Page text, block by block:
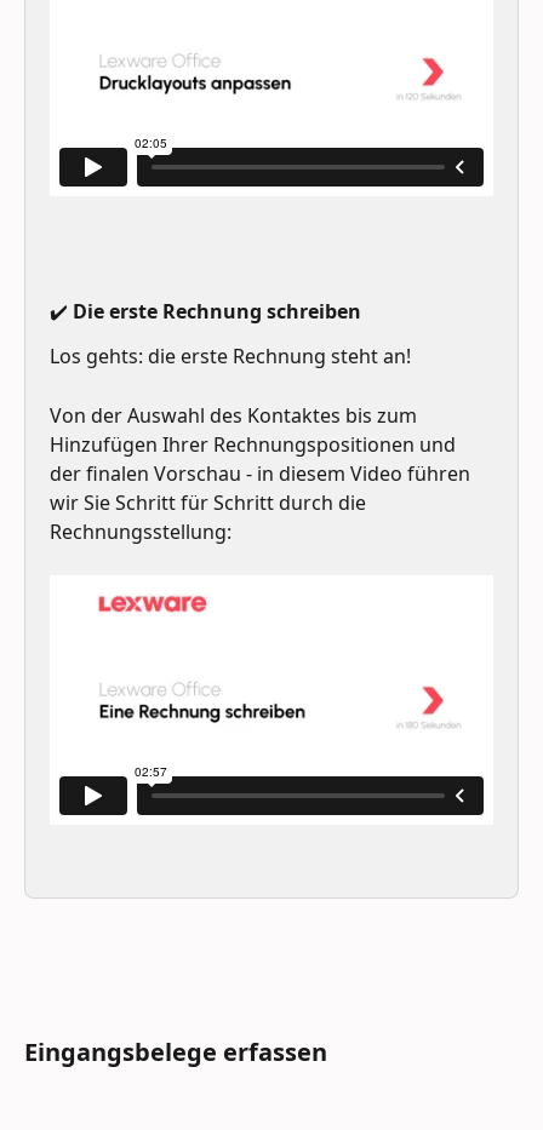
✔️ Die erste Rechnung schreiben
Los gehts: die erste Rechnung steht an!
Von der Auswahl des Kontaktes bis zum
Hinzufügen Ihrer Rechnungspositionen und
der finalen Vorschau - in diesem Video führen
wir Sie Schritt für Schritt durch die
Rechnungsstellung:
Eingangsbelege erfassen